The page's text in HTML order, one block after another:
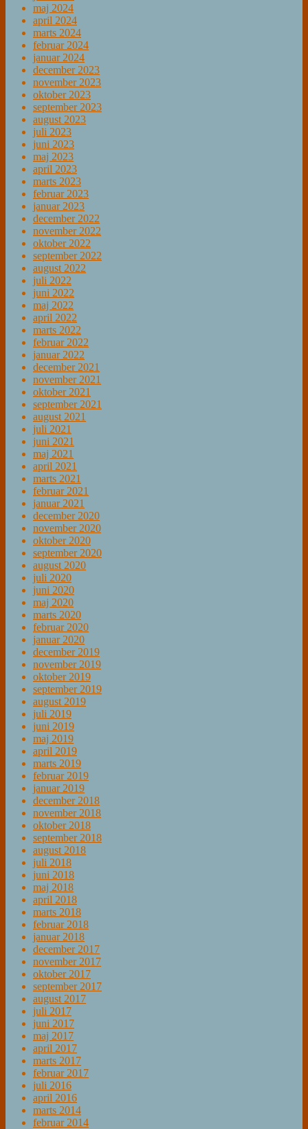
maj 2024
april 2024
marts 2024
februar 2024
januar 2024
december 2023
november 2023
oktober 2023
september 2023
august 2023
juli 2023
juni 2023
maj 2023
april 2023
marts 2023
februar 2023
januar 2023
december 2022
november 2022
oktober 2022
september 2022
august 2022
juli 2022
juni 2022
maj 2022
april 2022
marts 2022
februar 2022
januar 2022
december 2021
november 2021
oktober 2021
september 2021
august 2021
juli 2021
juni 2021
maj 2021
april 2021
marts 2021
februar 2021
januar 2021
december 2020
november 2020
oktober 2020
september 2020
august 2020
juli 2020
juni 2020
maj 2020
marts 2020
februar 2020
januar 2020
december 2019
november 2019
oktober 2019
september 2019
august 2019
juli 2019
juni 2019
maj 2019
april 2019
marts 2019
februar 2019
januar 2019
december 2018
november 2018
oktober 2018
september 2018
august 2018
juli 2018
juni 2018
maj 2018
april 2018
marts 2018
februar 2018
januar 2018
december 2017
november 2017
oktober 2017
september 2017
august 2017
juli 2017
juni 2017
maj 2017
april 2017
marts 2017
februar 2017
juli 2016
april 2016
marts 2014
februar 2014